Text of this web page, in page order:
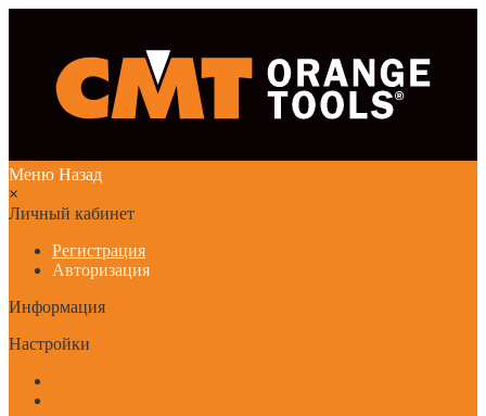
Меню Назад
×
Личный кабинет
Регистрация
Авторизация
Информация
Настройки